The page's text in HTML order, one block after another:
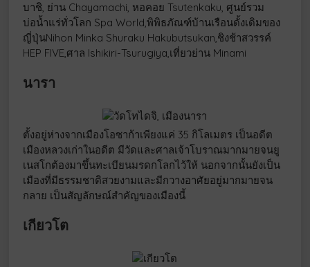
บาชิ, ย่าน Chayamachi, หอคอย Tsutenkaku, ศูนย์รวม
บ่อน้ำแร่ทั่วโลก Spa World,พิพิธภัณฑ์บ้านเรือนดั้งเดิมของ
ญี่ปุ่นNihon Minka Shuraku Hakubutsukan,ชิงช้าสวรรค์
HEP FIVE,ศาล Ishikiri-Tsurugiya,เที่ยวย่าน Minami
นารา
ตั้งอยู่ห่างจากเมืองโอซาก้าเพียงแค่ 35 กิโลเมตร เป็นอดีต
เมืองหลวงเก่าในอดีต มีวัดและศาลเจ้าโบราณมากมายจนยู
เนสโกต้องมาขึ้นทะเบียนมรดกโลกไว้ให้ นอกจากนั้นยังเป็น
เมืองที่มีธรรมชาติสวยงามและมีกวางอาศัยอยู่มากมายจน
กลาย เป็นสัญลักษณ์สำคัญของเมืองนี้
เกียวโต